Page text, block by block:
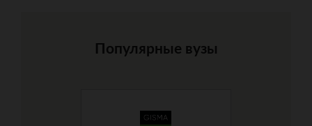
Популярные вузы